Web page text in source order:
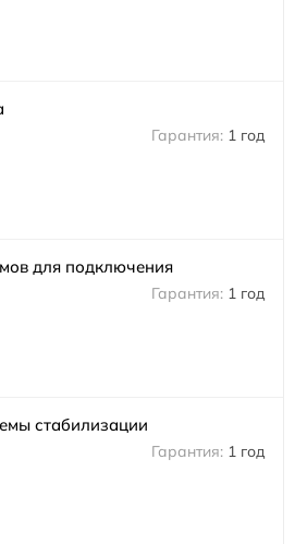
1 год
для подключения
1 год
стабилизации
1 год